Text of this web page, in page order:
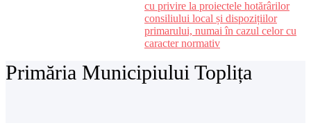
cu privire la proiectele hotărârilor
consiliului local și dispozițiilor
primarului, numai în cazul celor cu
caracter normativ
Primăria Municipiului Toplița